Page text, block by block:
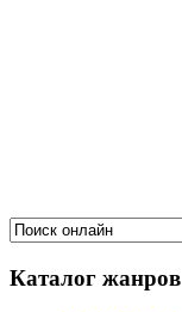
Каталог жанров